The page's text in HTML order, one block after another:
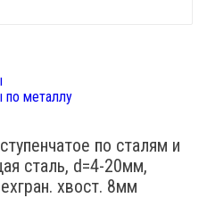
по металлу
по сталям и
сталь, d=4-20мм,
хвост. 8мм